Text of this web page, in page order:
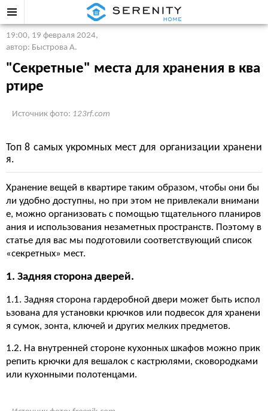
19:00, 19 февраля 2024,
автор: Быстрова А.
"Секретные" места для хранения в ква
ртире
Источник фото: 123rf.com
Топ 8 самых укромных мест для организации хранени
я.
Хранение вещей в квартире таким образом, чтобы они бы
ли удобно доступны, но при этом не привлекали внимани
е, можно организовать с помощью тщательного планиров
ания и использования незаметных пространств. Поэтому в
статье для вас мы подготовили соответствующий список
«секретных» мест.
1. Задняя сторона дверей.
1.1. Задняя сторона гардеробной двери может быть испол
ьзована для установки крючков или подвесок для хранени
я сумок, зонта, ключей и других мелких предметов.
1.2. На внутренней стороне кухонных шкафов можно прик
репить крючки для вешалок с кастрюлями, сковородками
или кухонными полотенцами.